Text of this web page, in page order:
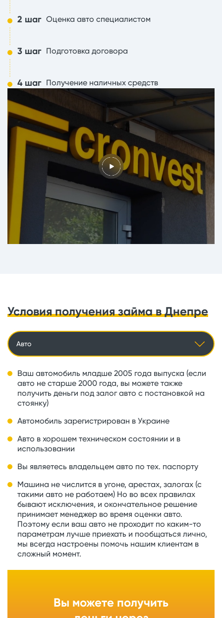
2 шаг Оценка авто специалистом
3 шаг Подготовка договора
4 шаг Получение наличных средств
Вы можете получить
Условия получения займа в Днепре
Авто
Ваш автомобиль младше 2005 года выпуска (если
авто не старше 2000 года, вы можете также
получить деньги под залог авто с постановкой на
стоянку)
Автомобиль зарегистрирован в Украине
Авто в хорошем техническом состоянии и в
использовании
Вы являетесь владельцем авто по тех. паспорту
Машина не числится в угоне, арестах, залогах (с
такими авто не работаем) Но во всех правилах
бывают исключения, и окончательное решение
принимает менеджер во время оценки авто.
Поэтому если ваш авто не проходит по каким-то
параметрам лучше приехать и пообщаться лично,
мы всегда настроены помочь нашим клиентам в
сложный момент.